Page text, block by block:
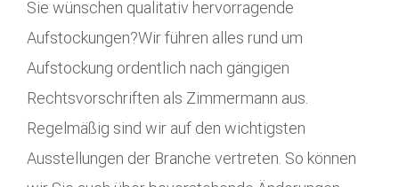
Sie wünschen qualitativ hervorragende
Aufstockungen?Wir führen alles rund um
Aufstockung ordentlich nach gängigen
Rechtsvorschriften als Zimmermann aus.
Regelmäßig sind wir auf den wichtigsten
Ausstellungen der Branche vertreten. So können